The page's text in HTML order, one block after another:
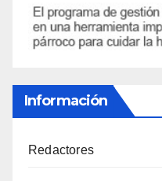
Información
Redactores